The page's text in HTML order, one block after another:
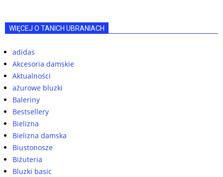
WIĘCEJ O TANICH UBRANIACH
adidas
Akcesoria damskie
Aktualności
ażurowe bluzki
Baleriny
Bestsellery
Bielizna
Bielizna damska
Biustonosze
Biżuteria
Bluzki basic